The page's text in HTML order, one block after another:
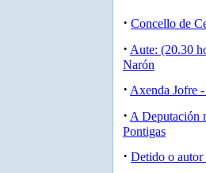
· Concello de
· Aute: (20.30
Narón
· Axenda Jofre
· A Deputación
Pontigas
· Detido o autor